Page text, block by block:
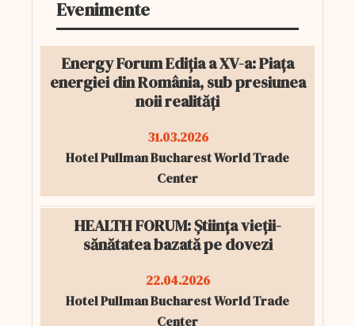
Evenimente
Energy Forum Ediția a XV-a: Piața
energiei din România, sub presiunea
noii realități
31.03.2026
Hotel Pullman Bucharest World Trade
Center
HEALTH FORUM: Știința vieții-
sănătatea bazată pe dovezi
22.04.2026
Hotel Pullman Bucharest World Trade
Center